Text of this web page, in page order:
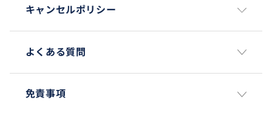
キャンセルポリシー
よくある質問
免責事項